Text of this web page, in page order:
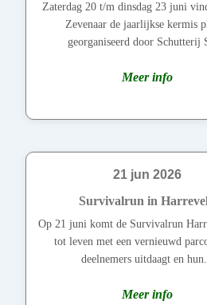
Zaterdag 20 t/m dinsdag 23 juni
Zevenaar de jaarlijkse kermis
georganiseerd door Schutterij
Meer info
21 jun 2026
Survivalrun in
Op 21 juni komt de Survivalrun
tot leven met een vernieuwd
deelnemers uitdaagt en
Meer info